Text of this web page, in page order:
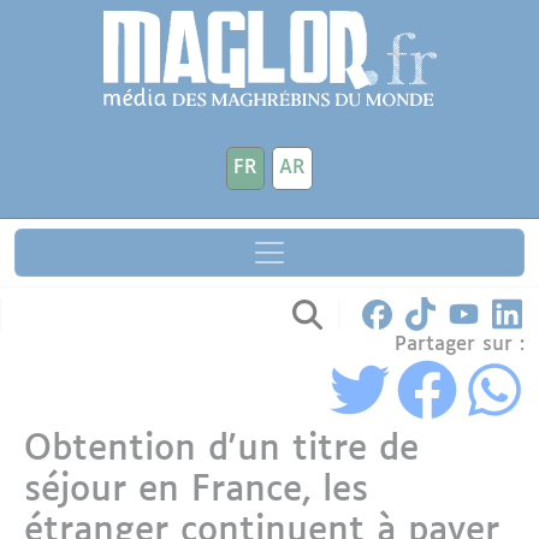
Aller au contenu principal
FR AR
Partager sur :
Obtention d'un titre de
séjour en France, les
étranger continuent à payer
Panneau de gestion des cookies